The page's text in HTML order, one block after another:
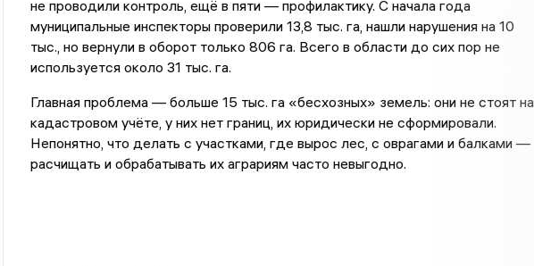
не проводили контроль, ещё в пяти — профилактику. С начала года
муниципальные инспекторы проверили 13,8 тыс. га, нашли нарушения на 10
тыс., но вернули в оборот только 806 га. Всего в области до сих пор не
используется около 31 тыс. га.
Главная проблема — больше 15 тыс. га «бесхозных» земель: они не стоят на
кадастровом учёте, у них нет границ, их юридически не сформировали.
Непонятно, что делать с участками, где вырос лес, с оврагами и балками —
расчищать и обрабатывать их аграриям часто невыгодно.